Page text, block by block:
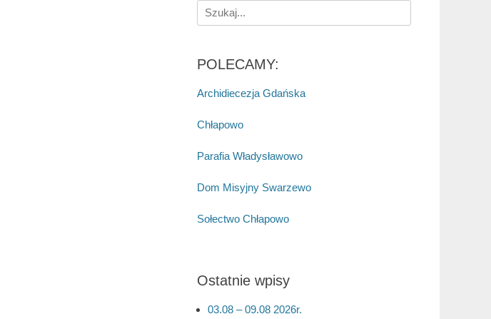
Search
for:
POLECAMY:
Archidiecezja Gdańska
Chłapowo
Parafia Władysławowo
Dom Misyjny Swarzewo
Sołectwo Chłapowo
Ostatnie wpisy
03.08 – 09.08 2026r.